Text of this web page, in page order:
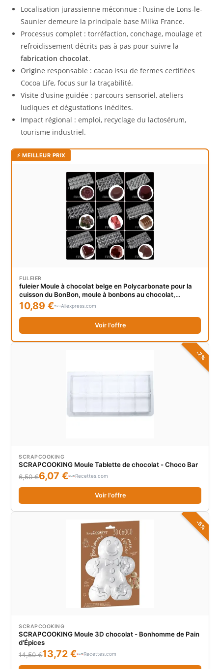
Localisation jurassienne méconnue : l’usine de Lons-le-
Saunier demeure la principale base Milka France.
Processus complet : torréfaction, conchage, moulage et
refroidissement décrits pas à pas pour suivre la
fabrication chocolat.
Origine responsable : cacao issu de fermes certifiées
Cocoa Life, focus sur la traçabilité.
Visite d’usine guidée : parcours sensoriel, ateliers
ludiques et dégustations inédites.
Impact régional : emploi, recyclage du lactosérum,
tourisme industriel.
⚡ MEILLEUR PRIX
FULEIER
fuleier Moule à chocolat belge en Polycarbonate pour la
cuisson du BonBon, moule à bonbons au chocolat,
décoration de gâteau, moule à pâtisserie, ustensiles de
cuisson
10,89 € Aliexpress.com
Voir l'offre
-7%
SCRAPCOOKING
SCRAPCOOKING Moule Tablette de chocolat - Choco Bar
6,50 €6,07 € Recettes.com
Voir l'offre
-5%
SCRAPCOOKING
SCRAPCOOKING Moule 3D chocolat - Bonhomme de Pain
d'Épices
14,50 €13,72 € Recettes.com